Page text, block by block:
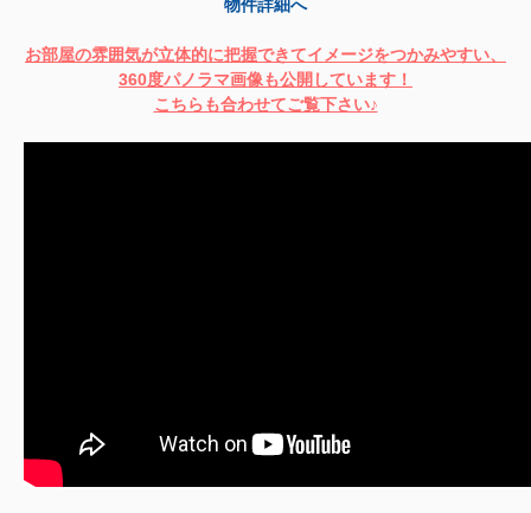
物件詳細へ
お部屋の雰囲気が立体的に把握できてイメージをつかみやすい、
360度パノラマ画像も公開しています！
こちらも合わせてご覧下さい♪